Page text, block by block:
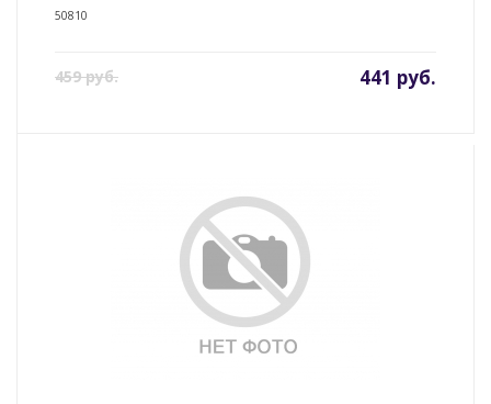
50810
459 руб. 441 руб.